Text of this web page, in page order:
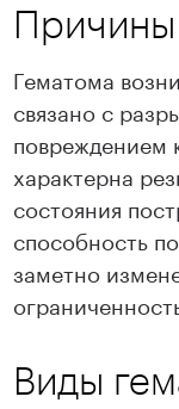
Причины
Гематома
связано с
повреждением
характерна
состояния
способность
заметно
Виды